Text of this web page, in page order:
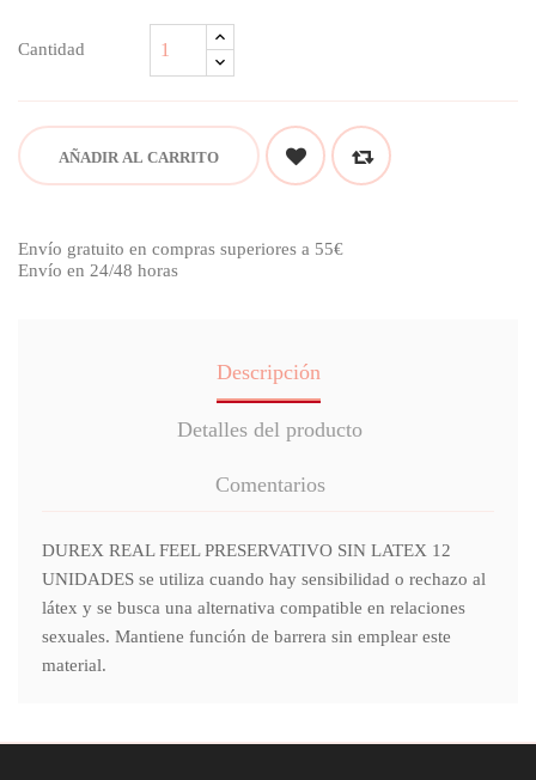
Cantidad
AÑADIR AL CARRITO
Envío gratuito en compras superiores a 55€
Envío en 24/48 horas
Descripción
Detalles del producto
Comentarios
DUREX REAL FEEL PRESERVATIVO SIN LATEX 12
UNIDADES se utiliza cuando hay sensibilidad o rechazo al
látex y se busca una alternativa compatible en relaciones
sexuales. Mantiene función de barrera sin emplear este
material.